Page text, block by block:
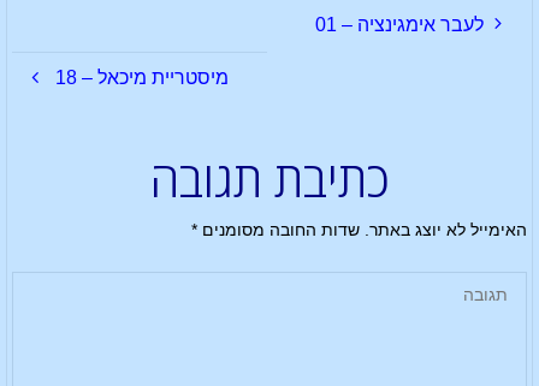
לעבר אימגינציה – 01
מיסטריית מיכאל – 18
כתיבת תגובה
האימייל לא יוצג באתר. שדות החובה מסומנים*